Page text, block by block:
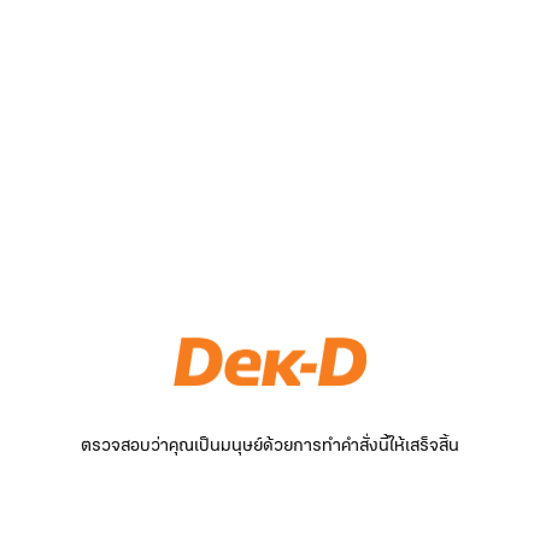
ตรวจสอบว่าคุณเป็นมนุษย์ด้วยการทำคำสั่งนี้ให้เสร็จสิ้น